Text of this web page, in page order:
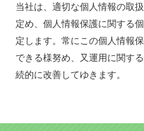
当社は、適切な個人情報の取
定め、個人情報保護に関する
定します。常にこの個人情報
できる様努め、又運用に関す
続的に改善してゆきます。